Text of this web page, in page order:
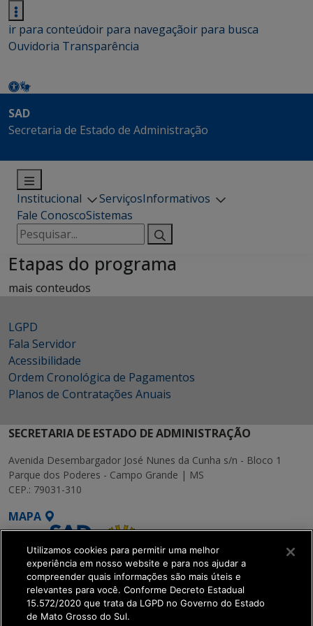
ir para conteúdoir para navegaçãoir para busca
Ouvidoria Transparência
SAD
Secretaria de Estado de Administração
Institucional ServiçosInformativos
Fale ConoscoSistemas
Pesquisar
por:
Etapas do programa
mais conteudos
LGPD
Fala Servidor
Acessibilidade
Ordem Cronológica de Pagamentos
Planos de Contratações Anuais
SECRETARIA DE ESTADO DE ADMINISTRAÇÃO
Avenida Desembargador José Nunes da Cunha s/n - Bloco 1
Parque dos Poderes - Campo Grande | MS
CEP.: 79031-310
MAPA
SETDIG | Secretaria-
Utilizamos cookies para permitir uma melhor
experiência em nosso website e para nos ajudar a
compreender quais informações são mais úteis e
relevantes para você. Conforme Decreto Estadual
15.572/2020 que trata da LGPD no Governo do Estado
de Mato Grosso do Sul.